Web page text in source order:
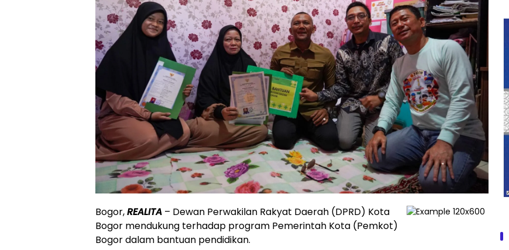
Bogor,REALITA – Dewan Perwakilan Rakyat Daerah (DPRD) Kota
Bogor mendukung terhadap program Pemerintah Kota (Pemkot)
Bogor dalam bantuan pendidikan.